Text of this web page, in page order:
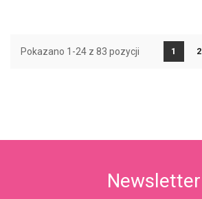
Pokazano 1-24 z 83 pozycji 1 2
Newsletter